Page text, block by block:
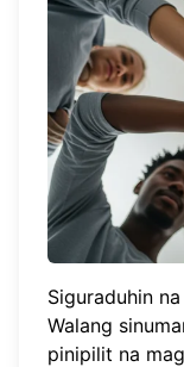
Siguraduhin
Walang
pinipilit na